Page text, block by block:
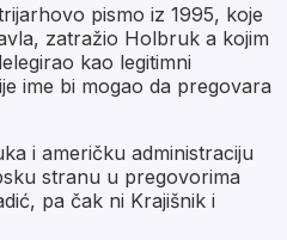
pismo iz 1995, koje
zatražio Holbruk a kojim
kao legitimni
ime bi mogao da pregovara
i američku administraciju
stranu u pregovorima
pa čak ni Krajišnik i